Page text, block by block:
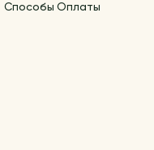
Способы Оплаты